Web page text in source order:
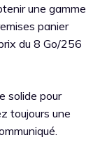
une gamme
panier
du 8 Go/256
solide pour
toujours une